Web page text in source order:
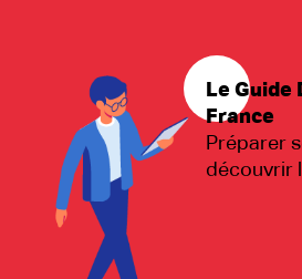
Le
France
Préparer
découvrir